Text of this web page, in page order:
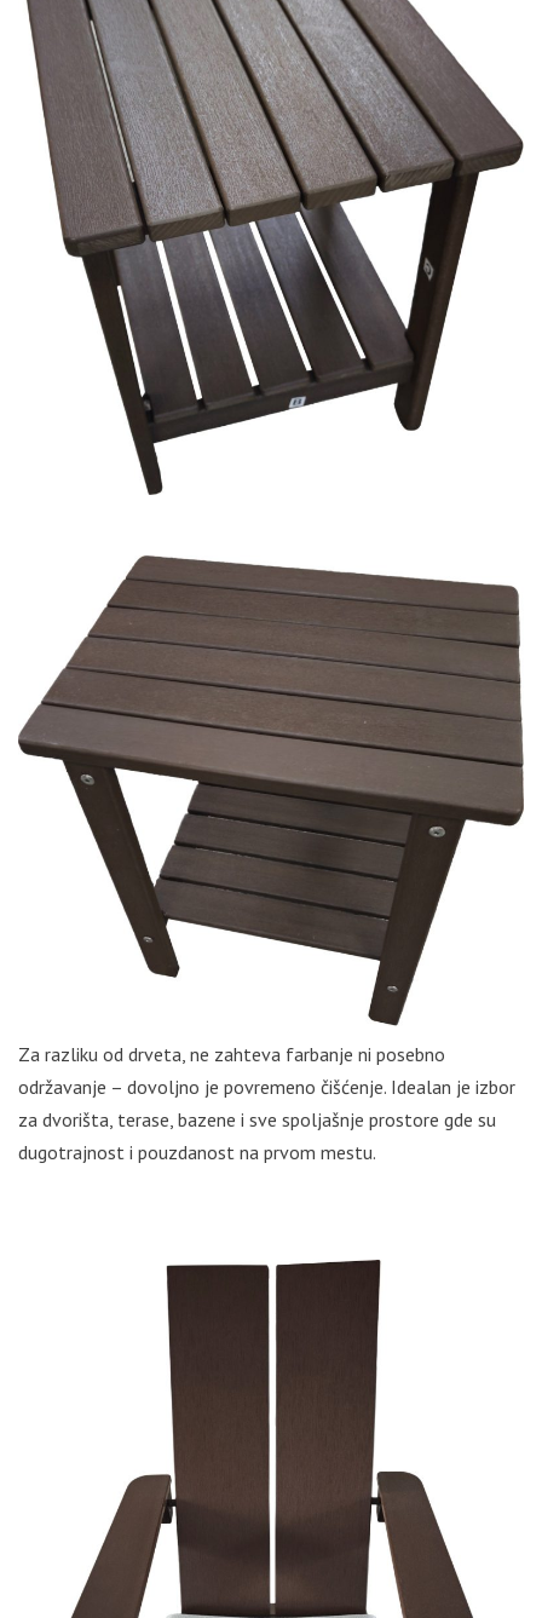
Za razliku od drveta, ne zahteva farbanje ni posebno
održavanje – dovoljno je povremeno čišćenje. Idealan je izbor
za dvorišta, terase, bazene i sve spoljašnje prostore gde su
dugotrajnost i pouzdanost na prvom mestu.